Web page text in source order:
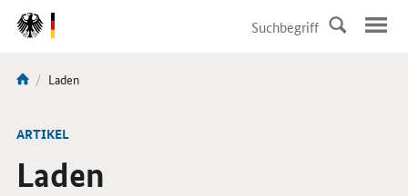
DirektZu:
Navigation
Sie
hier:
Aktuelle
Laden
ARTIKEL
Laden